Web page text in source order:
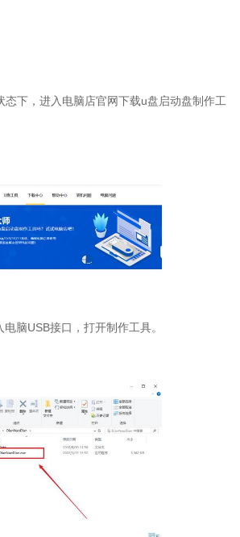
态下，进入电脑店官网下载u盘启动盘制作工
脑USB接口，打开制作工具。